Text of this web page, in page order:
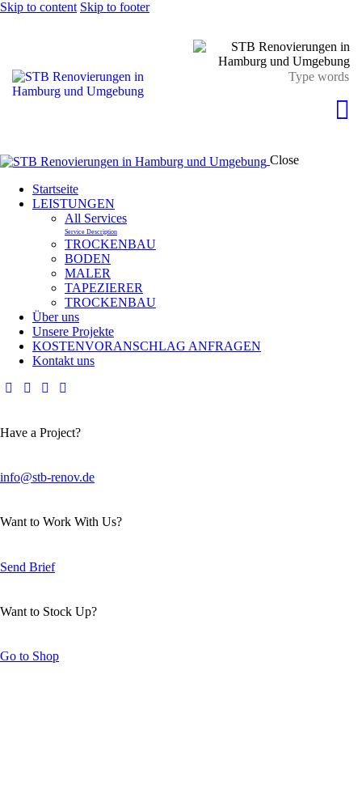
Skip to content Skip to footer
Close
Startseite
LEISTUNGEN
All Services
Service Description
TROCKENBAU
BODEN
MALER
TAPEZIERER
TROCKENBAU
Über uns
Unsere Projekte
KOSTENVORANSCHLAG ANFRAGEN
Kontakt uns
Have a Project?
info@stb-renov.de
Want to Work With Us?
Send Brief
Want to Stock Up?
Go to Shop